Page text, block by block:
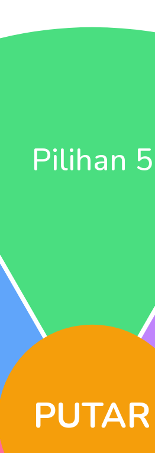
Pilihan 5
PUTAR